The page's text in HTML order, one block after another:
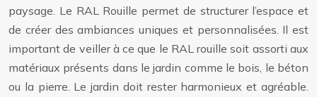
paysage. Le RAL Rouille permet de structurer l’espace et
de créer des ambiances uniques et personnalisées. Il est
important de veiller à ce que le RAL rouille soit assorti aux
matériaux présents dans le jardin comme le bois, le béton
ou la pierre. Le jardin doit rester harmonieux et agréable.